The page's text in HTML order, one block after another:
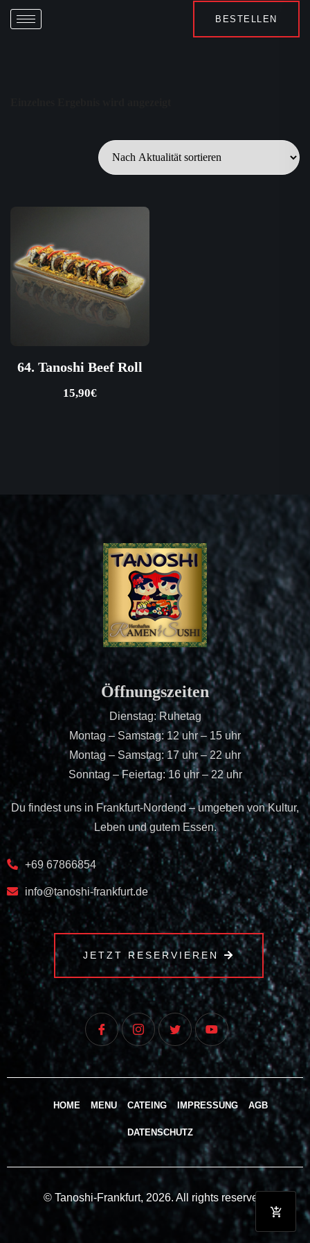
BESTELLEN
64. Tanoshi Beef Roll
15,90€
Öffnungszeiten
Dienstag: Ruhetag
Montag – Samstag: 12 uhr – 15 uhr
Montag – Samstag: 17 uhr – 22 uhr
Sonntag – Feiertag: 16 uhr – 22 uhr
Du findest uns in Frankfurt-Nordend – umgeben von Kultur,
Leben und gutem Essen.
+69 67866854
info@tanoshi-frankfurt.de
JETZT RESERVIEREN
HOME MENU CATEING IMPRESSUNG AGB
DATENSCHUTZ
© Tanoshi-Frankfurt, 2026. All rights reserved.